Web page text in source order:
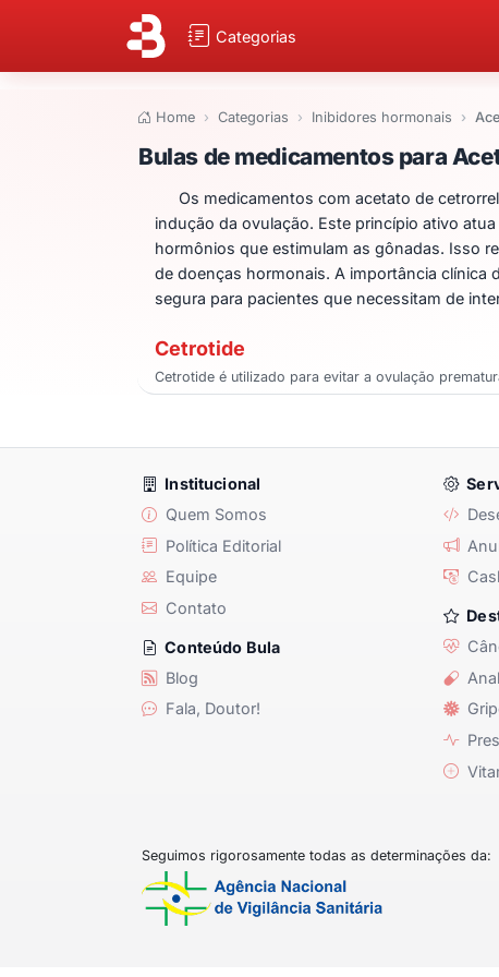
Categorias
Home Categorias Inibidores hormonais
Bulas de
Bulas de medicamentos para
Os medicamentos com acetato de
indução da ovulação. Este princípio ativo
hormônios que estimulam as gônadas. Isso
de doenças hormonais. A importância clínica
segura para pacientes que necessitam de
Cetrotide
Cetrotide é utilizado para evitar a ovulação
Institucional
Quem Somos
Política Editorial
Equipe
Contato
Conteúdo Bula
Blog
Fala, Doutor!
Seguimos rigorosamente todas as determinações da: